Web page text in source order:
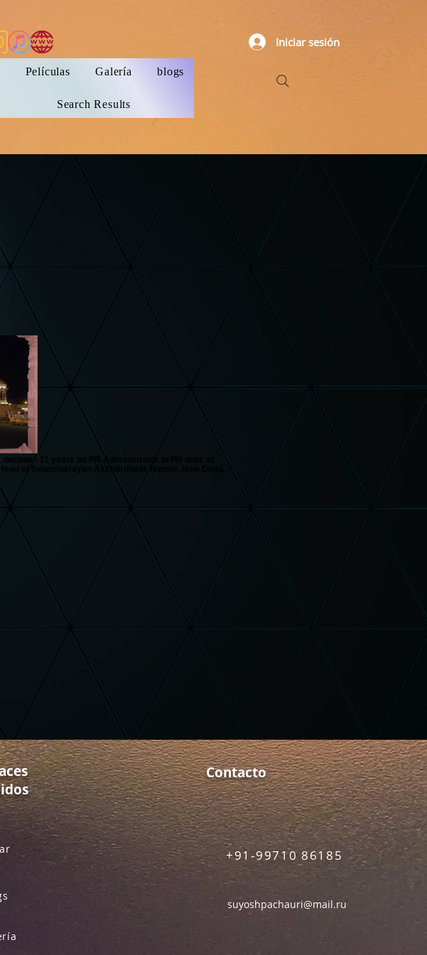
Películas Galería blogs
Search Results
Iniciar sesión
- 11 years as PR Administrator in PR dept. at
of Swaminarayan Akshardham Temple, New Delhi,
Contacto
+91-99710 86185
suyoshpachauri@mail.ru